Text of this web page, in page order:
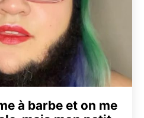
à barbe et on me